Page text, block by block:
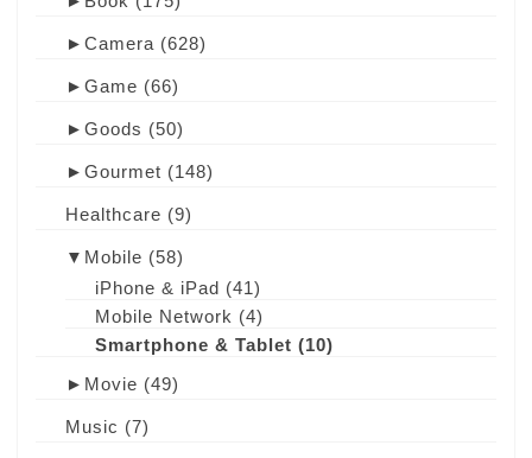
► Camera (628)
► Game (66)
► Goods (50)
► Gourmet (148)
Healthcare (9)
▼ Mobile (58)
iPhone & iPad (41)
Mobile Network (4)
Smartphone & Tablet (10)
► Movie (49)
Music (7)